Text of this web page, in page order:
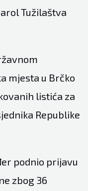
Tužilaštva
mjesta u Brčko
listića za
Republike
podnio prijavu
zbog 36